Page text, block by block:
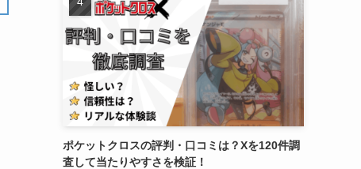
ポケットクロスの評判・口コミは？Xを120件調
査して当たりやすさを検証！